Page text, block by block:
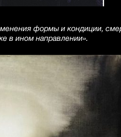
формы и кондиции,
в ином направлении».